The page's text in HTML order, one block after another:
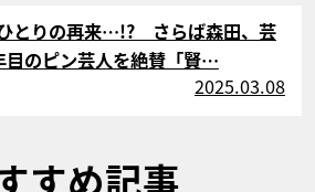
とりの再来…!? さらば森田、芸
目のピン芸人を絶賛「賢…
2025.03.08
すめ記事